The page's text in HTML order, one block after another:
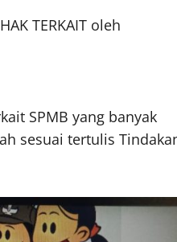
TERKAIT oleh
SPMB yang banyak
sesuai tertulis